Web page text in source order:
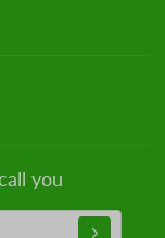
you